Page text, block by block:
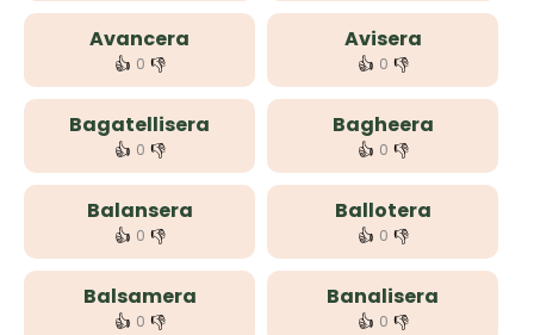
Avancera
👍 0 👎
Avisera
👍 0 👎
Bagatellisera
👍 0 👎
Bagheera
👍 0 👎
Balansera
👍 0 👎
Ballotera
👍 0 👎
Balsamera
👍 0 👎
Banalisera
👍 0 👎